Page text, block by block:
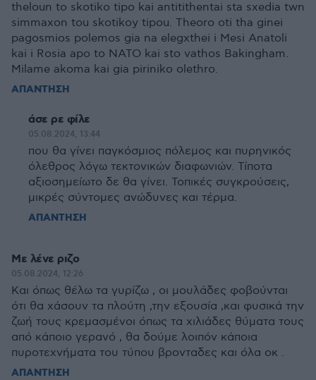
theloun to skotiko tipo kai antitithentai sta sxedia twn
simmaxon tou skotikoy tipou. Theoro oti tha ginei
pagosmios polemos gia na elegxthei i Mesi Anatoli
kai i Rosia apo to NATO kai sto vathos Bakingham.
Milame akoma kai gia piriniko olethro.
ΑΠΑΝΤΗΣΗ
άσε ρε φίλε
05.08.2024, 13:44
που θα γίνει παγκόσμιος πόλεμος και πυρηνικός
όλεθρος λόγω τεκτονικών διαφωνιών. Τίποτα
αξιοσημείωτο δε θα γίνει. Τοπικές συγκρούσεις,
μικρές σύντομες ανώδυνες και τέρμα.
ΑΠΑΝΤΗΣΗ
Με λένε ριζο
05.08.2024, 12:26
Και όπως θέλω τα γυρίζω , οι μουλάδες φοβούνται
ότι θα χάσουν τα πλούτη ,την εξουσία ,και φυσικά την
ζωή τους κρεμασμένοι όπως τα χιλιάδες θύματα τους
από κάποιο γερανό , θα δούμε λοιπόν κάποια
πυροτεχνήματα του τύπου βρονταδες και όλα οκ .
ΑΠΑΝΤΗΣΗ